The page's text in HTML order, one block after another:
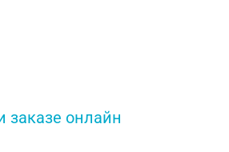
заказе онлайн